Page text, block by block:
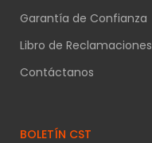
Garantía de Confianza
Libro de Reclamaciones
Contáctanos
BOLETÍN CST